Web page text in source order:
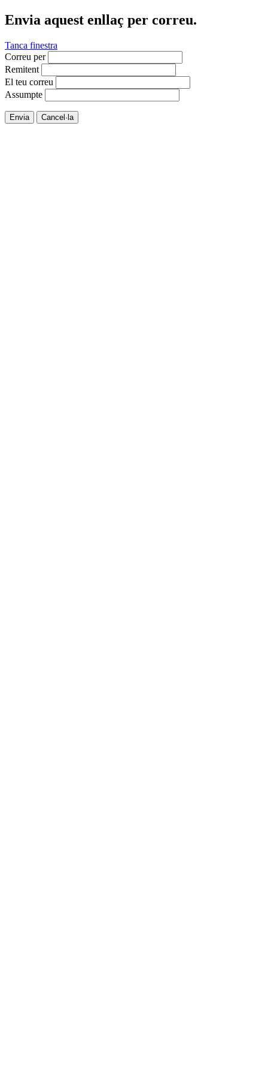
Envia aquest enllaç per correu.
Tanca finestra
Correu per
Remitent
El teu correu
Assumpte
Envia Cancel·la